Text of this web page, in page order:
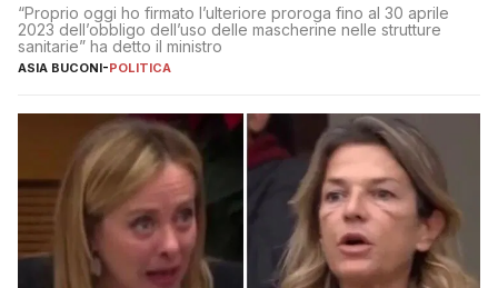
“Proprio oggi ho firmato l’ulteriore proroga fino al 30 aprile
2023 dell’obbligo dell’uso delle mascherine nelle strutture
sanitarie” ha detto il ministro
ASIA BUCONI-POLITICA